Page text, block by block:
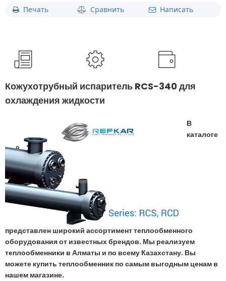
Печать Сравнить Написать
Кожухотрубный испаритель RCS-340 для
охлаждения жидкости
В
каталоге
представлен широкий ассортимент теплообменного
оборудования от известных брендов. Мы реализуем
теплообменники в Алматы и по всему Казахстану. Вы
можете купить теплообменник по самым выгодным ценам в
нашем магазине.